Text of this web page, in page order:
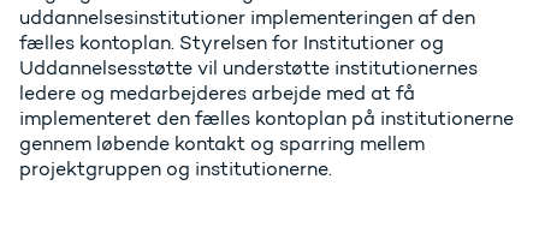
uddannelsesinstitutioner implementeringen af den
fælles kontoplan. Styrelsen for Institutioner og
Uddannelsesstøtte vil understøtte institutionernes
ledere og medarbejderes arbejde med at få
implementeret den fælles kontoplan på institutionerne
gennem løbende kontakt og sparring mellem
projektgruppen og institutionerne.